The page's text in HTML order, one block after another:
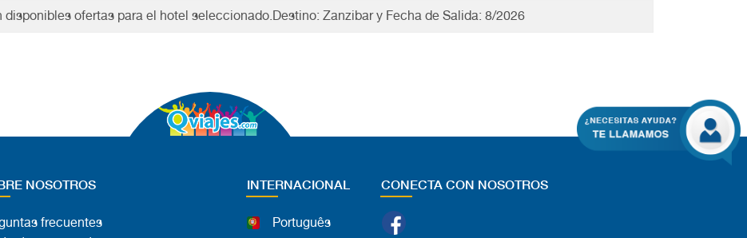
disponibles ofertas para el hotel seleccionado.Destino: Zanzibar y Fecha de Salida: 8/2026
NOSOTROS
frecuentes
INTERNACIONAL
Português
CONECTA CON NOSOTROS
Facebook